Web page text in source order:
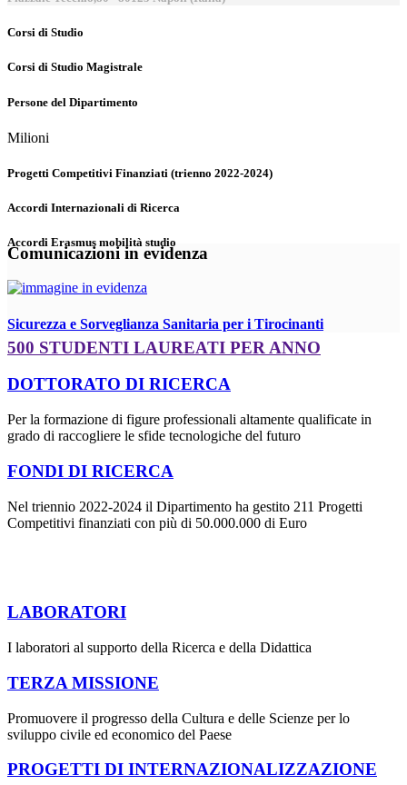
Corsi di Studio
Corsi di Studio Magistrale
Persone del Dipartimento
Milioni
Progetti Competitivi Finanziati (trienno 2022-2024)
Accordi Internazionali di Ricerca
Accordi Erasmus mobilità studio
Comunicazioni in evidenza
Sicurezza e Sorveglianza Sanitaria per i Tirocinanti
500 STUDENTI LAUREATI PER ANNO
DOTTORATO DI RICERCA
Per la formazione di figure professionali altamente qualificate in
grado di raccogliere le sfide tecnologiche del futuro
FONDI DI RICERCA
Nel triennio 2022-2024 il Dipartimento ha gestito 211 Progetti
Competitivi finanziati con più di 50.000.000 di Euro
LABORATORI
I laboratori al supporto della Ricerca e della Didattica
TERZA MISSIONE
Promuovere il progresso della Cultura e delle Scienze per lo
sviluppo civile ed economico del Paese
PROGETTI DI INTERNAZIONALIZZAZIONE